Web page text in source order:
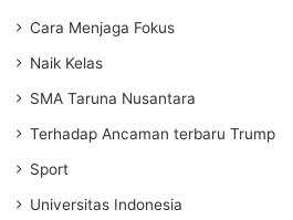
Cara Menjaga Fokus
Naik Kelas
SMA Taruna Nusantara
Terhadap Ancaman terbaru Trump
Sport
Universitas Indonesia